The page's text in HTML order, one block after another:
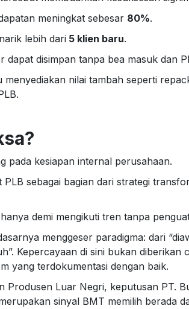
meningkat sebesar 80%.
lebih dari 5 klien baru.
dapat disimpan tanpa bea masuk dan
menyediakan nilai tambah seperti
pada kesiapan internal perusahaan.
sebagai bagian dari strategi
demi mengikuti tren tanpa
menggeser paradigma: dari
Kepercayaan di sini bukan
yang terdokumentasi dengan baik.
Produsen Luar Negri, keputusan PT.
sinyal BMT memilih berada